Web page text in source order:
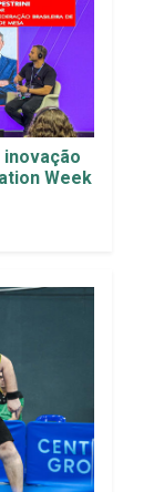
Week